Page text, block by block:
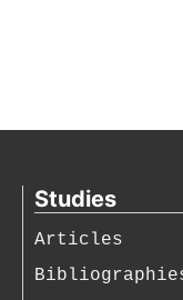
Studies
Articles